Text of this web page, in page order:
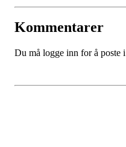
Kommentarer
Du må logge inn for å poste